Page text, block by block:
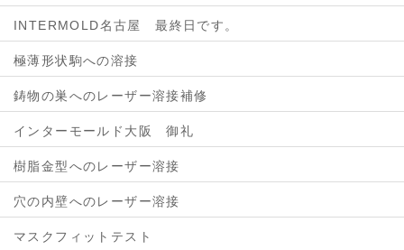
INTERMOLD名古屋 最終日です。
極薄形状駒への溶接
鋳物の巣へのレーザー溶接補修
インターモールド大阪 御礼
樹脂金型へのレーザー溶接
穴の内壁へのレーザー溶接
マスクフィットテスト